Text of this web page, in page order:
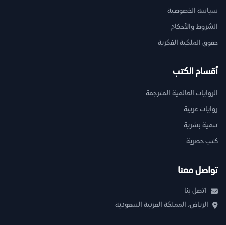
سياسة الخصوصية
الشروط والأحكام
حقوق الملكية الفكرية
أقسام الكتب
الروايات العالمية المترجمة
روايات عربية
تنمية بشرية
كتب حصرية
تواصل معنا
اتصل بنا
الرياض، المملكة العربية السعودية